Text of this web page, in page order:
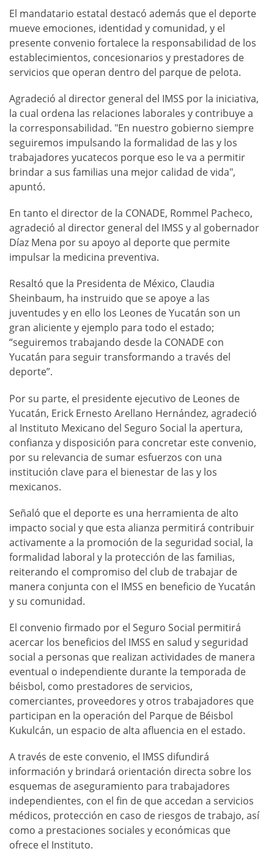
El mandatario estatal destacó además que el deporte
mueve emociones, identidad y comunidad, y el
presente convenio fortalece la responsabilidad de los
establecimientos, concesionarios y prestadores de
servicios que operan dentro del parque de pelota.
Agradeció al director general del IMSS por la iniciativa,
la cual ordena las relaciones laborales y contribuye a
la corresponsabilidad. "En nuestro gobierno siempre
seguiremos impulsando la formalidad de las y los
trabajadores yucatecos porque eso le va a permitir
brindar a sus familias una mejor calidad de vida",
apuntó.
En tanto el director de la CONADE, Rommel Pacheco,
agradeció al director general del IMSS y al gobernador
Díaz Mena por su apoyo al deporte que permite
impulsar la medicina preventiva.
Resaltó que la Presidenta de México, Claudia
Sheinbaum, ha instruido que se apoye a las
juventudes y en ello los Leones de Yucatán son un
gran aliciente y ejemplo para todo el estado;
“seguiremos trabajando desde la CONADE con
Yucatán para seguir transformando a través del
deporte”.
Por su parte, el presidente ejecutivo de Leones de
Yucatán, Erick Ernesto Arellano Hernández, agradeció
al Instituto Mexicano del Seguro Social la apertura,
confianza y disposición para concretar este convenio,
por su relevancia de sumar esfuerzos con una
institución clave para el bienestar de las y los
mexicanos.
Señaló que el deporte es una herramienta de alto
impacto social y que esta alianza permitirá contribuir
activamente a la promoción de la seguridad social, la
formalidad laboral y la protección de las familias,
reiterando el compromiso del club de trabajar de
manera conjunta con el IMSS en beneficio de Yucatán
y su comunidad.
El convenio firmado por el Seguro Social permitirá
acercar los beneficios del IMSS en salud y seguridad
social a personas que realizan actividades de manera
eventual o independiente durante la temporada de
béisbol, como prestadores de servicios,
comerciantes, proveedores y otros trabajadores que
participan en la operación del Parque de Béisbol
Kukulcán, un espacio de alta afluencia en el estado.
A través de este convenio, el IMSS difundirá
información y brindará orientación directa sobre los
esquemas de aseguramiento para trabajadores
independientes, con el fin de que accedan a servicios
médicos, protección en caso de riesgos de trabajo, así
como a prestaciones sociales y económicas que
ofrece el Instituto.